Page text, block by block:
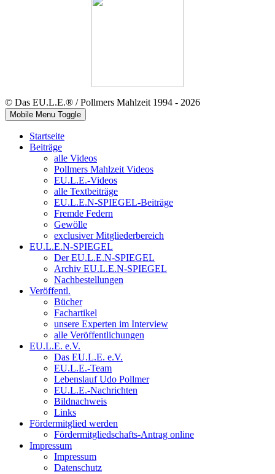
© Das EU.L.E.® / Pollmers Mahlzeit 1994 - 2026
Mobile Menu Toggle
Startseite
Beiträge
alle Videos
Pollmers Mahlzeit Videos
EU.L.E.-Videos
alle Textbeiträge
EU.L.E.N-SPIEGEL-Beiträge
Fremde Federn
Gewölle
exclusiver Mitgliederbereich
EU.L.E.N-SPIEGEL
Der EU.L.E.N-SPIEGEL
Archiv EU.L.E.N-SPIEGEL
Nachbestellungen
Veröffentl.
Bücher
Fachartikel
unsere Experten im Interview
alle Veröffentlichungen
EU.L.E. e.V.
Das EU.L.E. e.V.
EU.L.E.-Team
Lebenslauf Udo Pollmer
EU.L.E.-Nachrichten
Bildnachweis
Links
Fördermitglied werden
Fördermitgliedschafts-Antrag online
Impressum
Impressum
Datenschutz